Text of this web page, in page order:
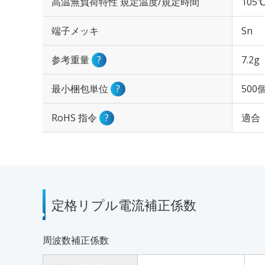
端子メッキ Sn
参考重量 ? 7.2g
最小梱包単位 ? 500
RoHS 指令 ? 適合
定格リプル電流補正係数
周波数補正係数